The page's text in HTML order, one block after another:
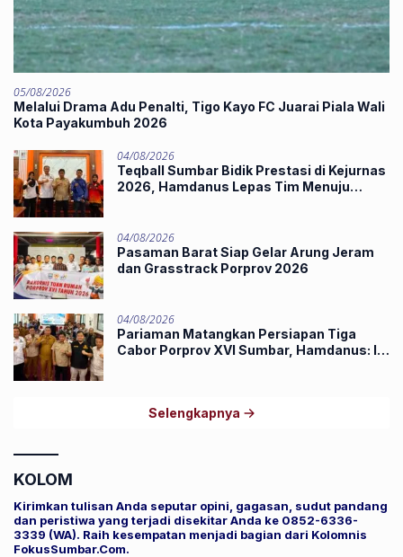
05/08/2026
Melalui Drama Adu Penalti, Tigo Kayo FC Juarai Piala Wali
Kota Payakumbuh 2026
04/08/2026
Teqball Sumbar Bidik Prestasi di Kejurnas
2026, Hamdanus Lepas Tim Menuju
04/08/2026
Pasaman Barat Siap Gelar Arung Jeram
dan Grasstrack Porprov 2026
04/08/2026
Pariaman Matangkan Persiapan Tiga
Cabor Porprov XVI Sumbar, Hamdanus: Ini
Selengkapnya
KOLOM
Kirimkan tulisan Anda seputar opini, gagasan, sudut pandang
dan peristiwa yang terjadi disekitar Anda ke 0852-6336-
3339 (WA). Raih kesempatan menjadi bagian dari Kolomnis
FokusSumbar.Com.